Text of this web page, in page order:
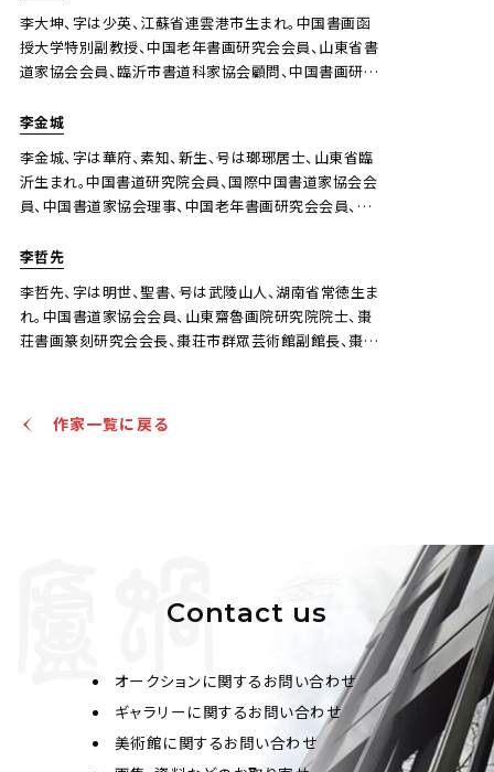
李大坤、字は少英、江蘇省連雲港市生まれ。中国書画函
授大学特別副教授、中国老年書画研究会会員、山東省書
道家協会会員、臨沂市書道科家協会顧問、中国書画研究
会に招かれ、日本で出展され、数多くの会誌に掲載され
李金城
李金城、字は華府、素知、新生、号は瑯琊居士、山東省臨
沂生まれ。中国書道研究院会員、国際中国書道家協会会
員、中国書道家協会理事、中国老年書画研究会会員、中
院長、臨沂市書道家協会理事、羅西書道家協会副会長、
回常務委員、中国書画函授大学岑石支部副校長兼書道
部主任。
李哲先
李哲先、字は明世、聖書、号は武陵山人、湖南省常徳生ま
れ。中国書道家協会会員、山東齋魯画院研究院院士、棗
荘書画篆刻研究会会長、棗荘市群眾芸術館副館長、棗荘
作家一覧に戻る
Contact us
オークションに関するお問い合わせ
ギャラリーに関するお問い合わせ
美術館に関するお問い合わせ